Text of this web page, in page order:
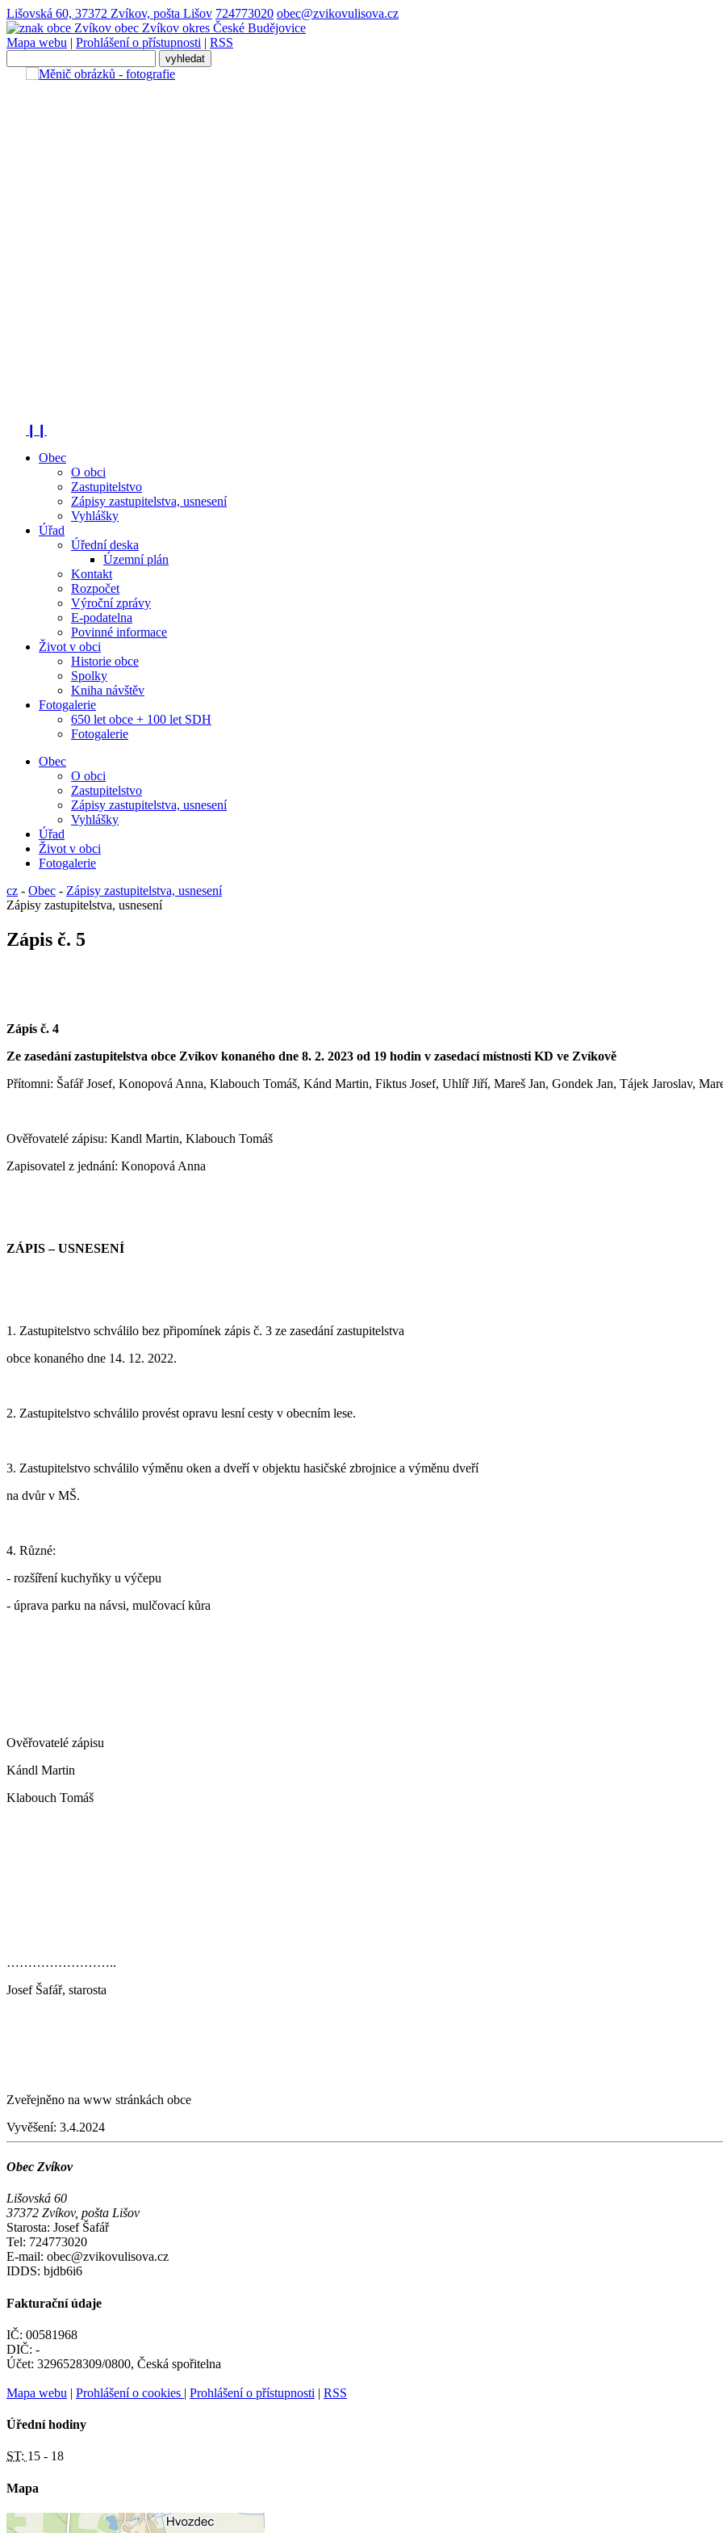
Lišovská 60, 37372 Zvíkov, pošta Lišov 724773020 obec@zvikovulisova.cz
obec Zvíkov okres České Budějovice
Mapa webu | Prohlášení o přístupnosti | RSS
Obec
O obci
Zastupitelstvo
Zápisy zastupitelstva, usnesení
Vyhlášky
Úřad
Úřední deska
Územní plán
Kontakt
Rozpočet
Výroční zprávy
E-podatelna
Povinné informace
Život v obci
Historie obce
Spolky
Kniha návštěv
Fotogalerie
650 let obce + 100 let SDH
Fotogalerie
Obec
O obci
Zastupitelstvo
Zápisy zastupitelstva, usnesení
Vyhlášky
Úřad
Život v obci
Fotogalerie
cz - Obec - Zápisy zastupitelstva, usnesení
Zápisy zastupitelstva, usnesení
Zápis č. 5
Zápis č. 4
Ze zasedání zastupitelstva obce Zvíkov konaného dne 8. 2. 2023 od 19 hodin v zasedací místnosti KD ve Zvíkově
Přítomni: Šafář Josef, Konopová Anna, Klabouch Tomáš, Kánd Martin, Fiktus Josef, Uhlíř Jiří, Mareš Jan, Gondek Jan, Tájek Jaroslav,
Ověřovatelé zápisu: Kandl Martin, Klabouch Tomáš
Zapisovatel z jednání: Konopová Anna
ZÁPIS – USNESENÍ
1. Zastupitelstvo schválilo bez připomínek zápis č. 3 ze zasedání zastupitelstva
obce konaného dne 14. 12. 2022.
2. Zastupitelstvo schválilo provést opravu lesní cesty v obecním lese.
3. Zastupitelstvo schválilo výměnu oken a dveří v objektu hasičské zbrojnice a výměnu dveří
na dvůr v MŠ.
4. Různé:
- rozšíření kuchyňky u výčepu
- úprava parku na návsi, mulčovací kůra
Ověřovatelé zápisu
Kándl Martin
Klabouch Tomáš
……………………..
Josef Šafář, starosta
Zveřejněno na www stránkách obce
Vyvěšení: 3.4.2024
Obec Zvíkov
Lišovská 60
37372 Zvíkov, pošta Lišov
Starosta: Josef Šafář
Tel: 724773020
E-mail: obec@zvikovulisova.cz
IDDS: bjdb6i6
Fakturační údaje
IČ: 00581968
DIČ: -
Účet: 3296528309/0800, Česká spořitelna
Mapa webu | Prohlášení o cookies | Prohlášení o přístupnosti | RSS
Úřední hodiny
ST: 15 - 18
Mapa